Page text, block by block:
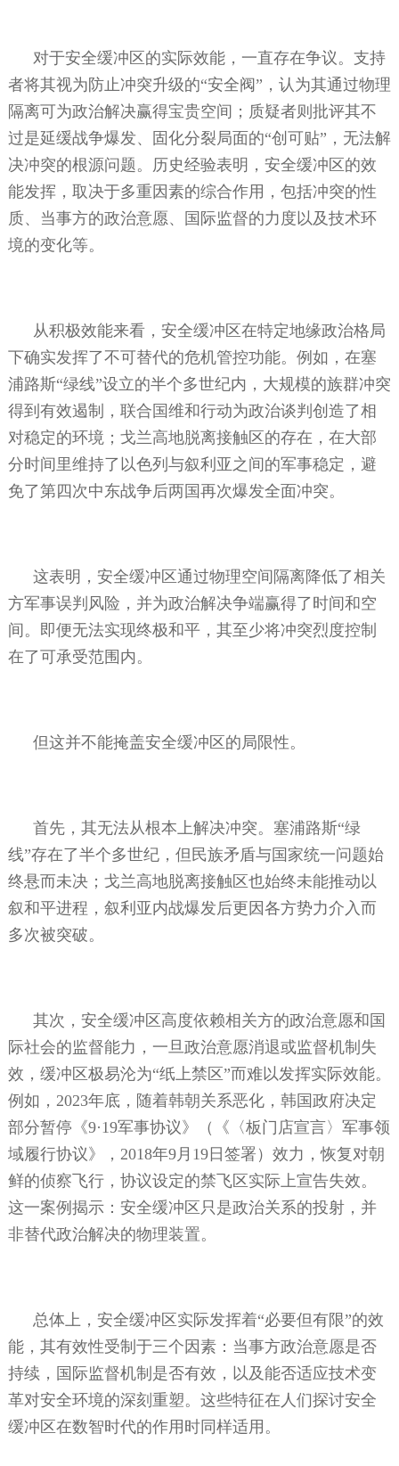
对于安全缓冲区的实际效能，一直存在争议。支持
者将其视为防止冲突升级的“安全阀”，认为其通过物理
隔离可为政治解决赢得宝贵空间；质疑者则批评其不
过是延缓战争爆发、固化分裂局面的“创可贴”，无法解
决冲突的根源问题。历史经验表明，安全缓冲区的效
能发挥，取决于多重因素的综合作用，包括冲突的性
质、当事方的政治意愿、国际监督的力度以及技术环
境的变化等。
从积极效能来看，安全缓冲区在特定地缘政治格局
下确实发挥了不可替代的危机管控功能。例如，在塞
浦路斯“绿线”设立的半个多世纪内，大规模的族群冲突
得到有效遏制，联合国维和行动为政治谈判创造了相
对稳定的环境；戈兰高地脱离接触区的存在，在大部
分时间里维持了以色列与叙利亚之间的军事稳定，避
免了第四次中东战争后两国再次爆发全面冲突。
这表明，安全缓冲区通过物理空间隔离降低了相关
方军事误判风险，并为政治解决争端赢得了时间和空
间。即便无法实现终极和平，其至少将冲突烈度控制
在了可承受范围内。
但这并不能掩盖安全缓冲区的局限性。
首先，其无法从根本上解决冲突。塞浦路斯“绿
线”存在了半个多世纪，但民族矛盾与国家统一问题始
终悬而未决；戈兰高地脱离接触区也始终未能推动以
叙和平进程，叙利亚内战爆发后更因各方势力介入而
多次被突破。
其次，安全缓冲区高度依赖相关方的政治意愿和国
际社会的监督能力，一旦政治意愿消退或监督机制失
效，缓冲区极易沦为“纸上禁区”而难以发挥实际效能。
例如， 2023年底，随着韩朝关系恶化，韩国政府决定
部分暂停《9· 19军事协议》（《〈板门店宣言〉军事领
域履行协议》， 2018年9月 19日签署）效力，恢复对朝
鲜的侦察飞行，协议设定的禁飞区实际上宣告失效。
这一案例揭示：安全缓冲区只是政治关系的投射，并
非替代政治解决的物理装置。
总体上，安全缓冲区实际发挥着“必要但有限”的效
能，其有效性受制于三个因素：当事方政治意愿是否
持续，国际监督机制是否有效，以及能否适应技术变
革对安全环境的深刻重塑。这些特征在人们探讨安全
缓冲区在数智时代的作用时同样适用。